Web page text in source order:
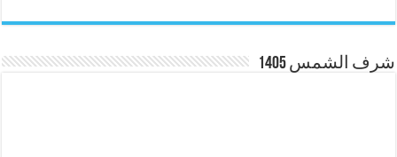
شرف الشمس 1405